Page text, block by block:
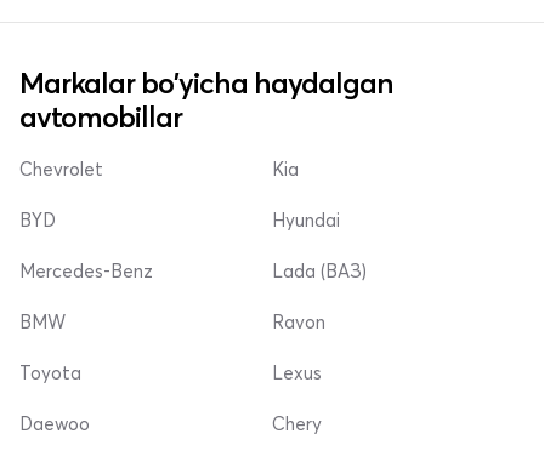
Markalar bo'yicha haydalgan
avtomobillar
Chevrolet
BYD
Mercedes-Benz
Kia
Hyundai
Lada (ВАЗ)
BMW
Toyota
Daewoo
Ravon
Lexus
Chery